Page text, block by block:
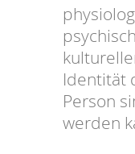
Identität
Person
werden